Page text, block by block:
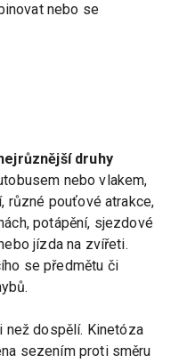
nebo se
druhy
nebo vlakem,
různé pouťové atrakce,
potápění, sjezdové
jízda na zvířeti.
se předmětu či
než dospělí. Kinetóza
sezením proti směru